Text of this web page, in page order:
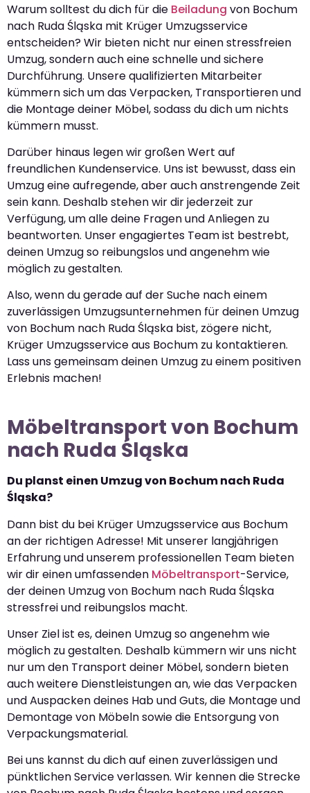
Warum solltest du dich für die Beiladung von Bochum
nach Ruda Śląska mit Krüger Umzugsservice
entscheiden? Wir bieten nicht nur einen stressfreien
Umzug, sondern auch eine schnelle und sichere
Durchführung. Unsere qualifizierten Mitarbeiter
kümmern sich um das Verpacken, Transportieren und
die Montage deiner Möbel, sodass du dich um nichts
kümmern musst.
Darüber hinaus legen wir großen Wert auf
freundlichen Kundenservice. Uns ist bewusst, dass ein
Umzug eine aufregende, aber auch anstrengende Zeit
sein kann. Deshalb stehen wir dir jederzeit zur
Verfügung, um alle deine Fragen und Anliegen zu
beantworten. Unser engagiertes Team ist bestrebt,
deinen Umzug so reibungslos und angenehm wie
möglich zu gestalten.
Also, wenn du gerade auf der Suche nach einem
zuverlässigen Umzugsunternehmen für deinen Umzug
von Bochum nach Ruda Śląska bist, zögere nicht,
Krüger Umzugsservice aus Bochum zu kontaktieren.
Lass uns gemeinsam deinen Umzug zu einem positiven
Erlebnis machen!
Möbeltransport von Bochum
nach Ruda Śląska
Du planst einen Umzug von Bochum nach Ruda
Śląska?
Dann bist du bei Krüger Umzugsservice aus Bochum
an der richtigen Adresse! Mit unserer langjährigen
Erfahrung und unserem professionellen Team bieten
wir dir einen umfassenden Möbeltransport-Service,
der deinen Umzug von Bochum nach Ruda Śląska
stressfrei und reibungslos macht.
Unser Ziel ist es, deinen Umzug so angenehm wie
möglich zu gestalten. Deshalb kümmern wir uns nicht
nur um den Transport deiner Möbel, sondern bieten
auch weitere Dienstleistungen an, wie das Verpacken
und Auspacken deines Hab und Guts, die Montage und
Demontage von Möbeln sowie die Entsorgung von
Verpackungsmaterial.
Bei uns kannst du dich auf einen zuverlässigen und
pünktlichen Service verlassen. Wir kennen die Strecke